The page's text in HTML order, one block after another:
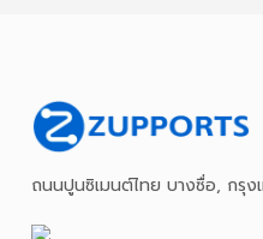
ถนนปูนซิเมนต์ไทย บางซื่อ, กรุ